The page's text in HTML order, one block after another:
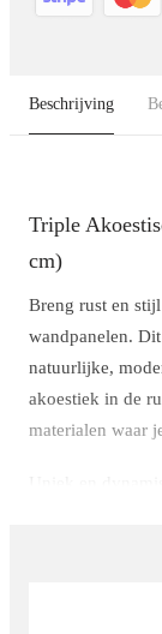
Beschrijving
Triple
cm)
Breng rust en
wandpanelen.
natuurlijke,
akoestiek in de
materialen waar